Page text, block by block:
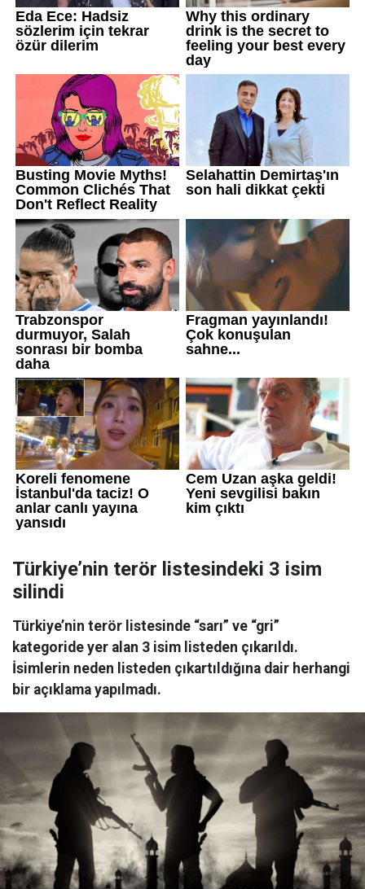
Türkiye’nin terör listesindeki 3 isim
silindi
Türkiye’nin terör listesinde “sarı” ve “gri”
kategoride yer alan 3 isim listeden çıkarıldı.
İsimlerin neden listeden çıkartıldığına dair herhangi
bir açıklama yapılmadı.